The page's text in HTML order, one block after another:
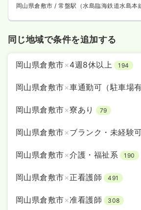
岡山県倉敷市/ 常盤駅（水島臨海鉄道水島本
同じ地域で条件を追加する
岡山県倉敷市×4週8休以上 194
岡山県倉敷市×車通勤可（駐車場有
岡山県倉敷市×寮あり 79
岡山県倉敷市×ブランク・未経験
岡山県倉敷市×介護・福祉系 190
岡山県倉敷市×正看護師 491
岡山県倉敷市×准看護師 308